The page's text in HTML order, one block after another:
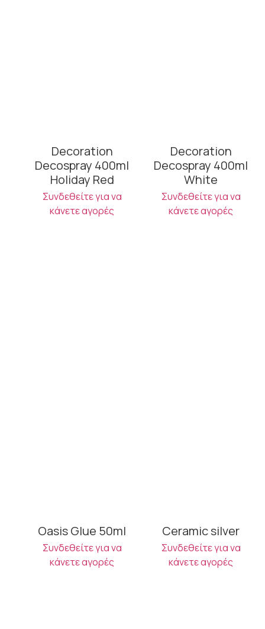
Decoration
Decospray 400ml
Holiday Red
Συνδεθείτε για να
κάνετε αγορές
Decoration
Decospray 400ml
White
Συνδεθείτε για να
κάνετε αγορές
Oasis Glue 50ml
Συνδεθείτε για να
κάνετε αγορές
Ceramic silver
Συνδεθείτε για να
κάνετε αγορές